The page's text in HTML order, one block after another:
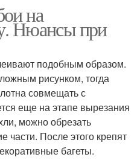
на
Нюансы при
подобным образом.
рисунком, тогда
совмещать с
еще на этапе вырезания
можно обрезать
части. После этого крепят
багеты.